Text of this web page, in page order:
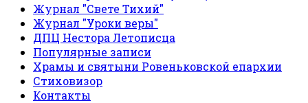
Журнал "Свете Тихий"
Журнал "Уроки веры"
ДПЦ Нестора Летописца
Популярные записи
Храмы и святыни Ровеньковской епархии
Стиховизор
Контакты